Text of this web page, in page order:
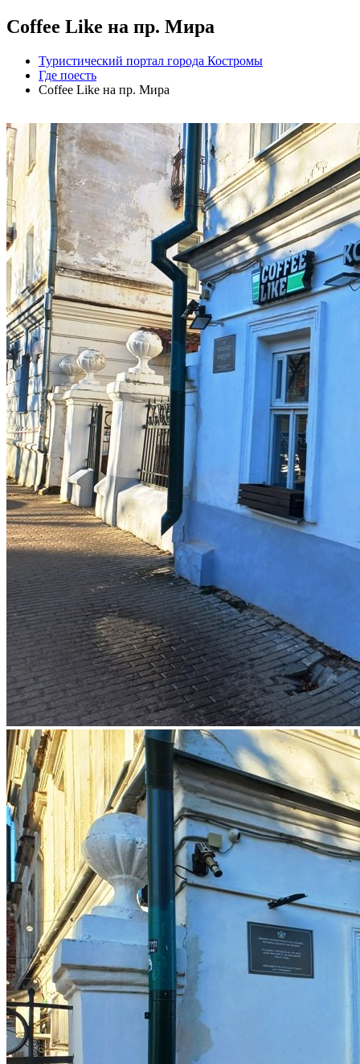
Coffee Like на пр. Мира
Туристический портал города Костромы
Где поесть
Coffee Like на пр. Мира